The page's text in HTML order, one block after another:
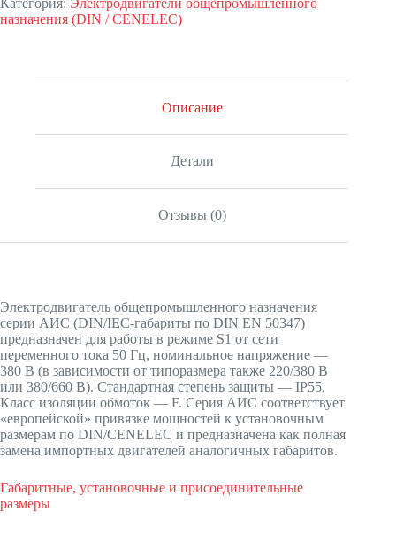
назначения (DIN / CENELEC)
Описание
Детали
Отзывы (0)
Электродвигатель общепромышленного назначения
серии АИС (DIN/IEC-габариты по DIN EN 50347)
предназначен для работы в режиме S1 от сети
переменного тока 50 Гц, номинальное напряжение —
380 В (в зависимости от типоразмера также 220/380 В
или 380/660 В). Стандартная степень защиты — IP55.
Класс изоляции обмоток — F. Серия АИС соответствует
«европейской» привязке мощностей к установочным
размерам по DIN/CENELEC и предназначена как полная
замена импортных двигателей аналогичных габаритов.
Габаритные, установочные и присоединительные
размеры